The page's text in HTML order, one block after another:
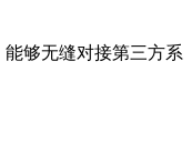
够无缝对接第三方系